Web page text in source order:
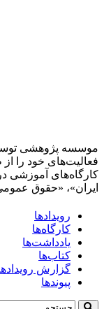
فعالیت‌های خود را
کارگاه‌های آموزشی
ایران»، «حقوق
رویدادها
کارگاه‌ها
یادداشت‌ها
کتاب‌ها
گزارش
پیوندها